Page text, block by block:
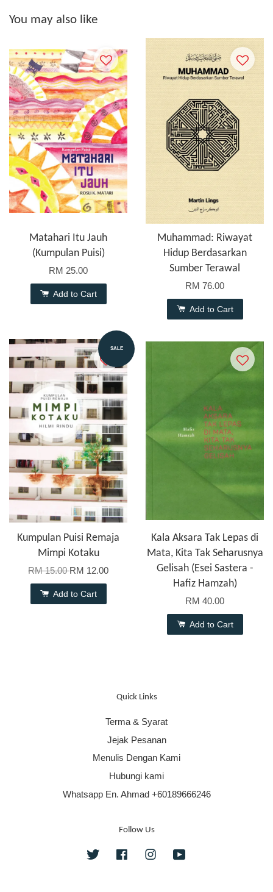
You may also like
Matahari Itu Jauh
(Kumpulan Puisi)
RM 25.00
Add to Cart
Muhammad: Riwayat
Hidup Berdasarkan
Sumber Terawal
RM 76.00
Add to Cart
SALE
Kumpulan Puisi Remaja
Mimpi Kotaku
RM 15.00RM 12.00
Add to Cart
Kala Aksara Tak Lepas di
Mata, Kita Tak Seharusnya
Gelisah (Esei Sastera -
Hafiz Hamzah)
RM 40.00
Add to Cart
Quick Links
Terma & Syarat
Jejak Pesanan
Menulis Dengan Kami
Hubungi kami
Whatsapp En. Ahmad +60189666246
Follow Us
Twitter FacebookInstagram